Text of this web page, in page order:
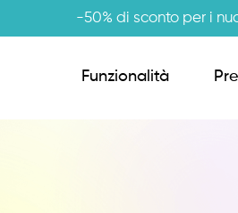
-50% di sconto per i
Funzionalità